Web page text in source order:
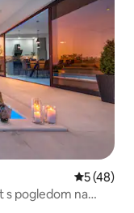
Prosječna
5 (48)
s pogledom na